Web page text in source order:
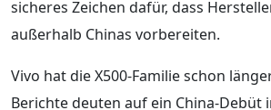
sicheres Zeichen dafür, dass
außerhalb Chinas vorbereiten.
Vivo hat die X500-Familie schon
Berichte deuten auf ein China-Debüt